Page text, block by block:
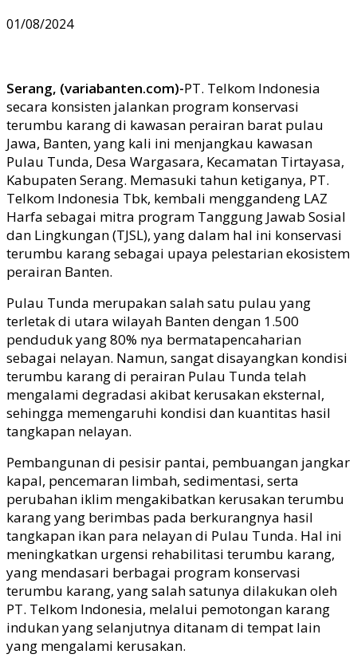
01/08/2024
Serang, (variabanten.com)-PT. Telkom Indonesia
secara konsisten jalankan program konservasi
terumbu karang di kawasan perairan barat pulau
Jawa, Banten, yang kali ini menjangkau kawasan
Pulau Tunda, Desa Wargasara, Kecamatan Tirtayasa,
Kabupaten Serang. Memasuki tahun ketiganya, PT.
Telkom Indonesia Tbk, kembali menggandeng LAZ
Harfa sebagai mitra program Tanggung Jawab Sosial
dan Lingkungan (TJSL), yang dalam hal ini konservasi
terumbu karang sebagai upaya pelestarian ekosistem
perairan Banten.
Pulau Tunda merupakan salah satu pulau yang
terletak di utara wilayah Banten dengan 1.500
penduduk yang 80% nya bermatapencaharian
sebagai nelayan. Namun, sangat disayangkan kondisi
terumbu karang di perairan Pulau Tunda telah
mengalami degradasi akibat kerusakan eksternal,
sehingga memengaruhi kondisi dan kuantitas hasil
tangkapan nelayan.
Pembangunan di pesisir pantai, pembuangan jangkar
kapal, pencemaran limbah, sedimentasi, serta
perubahan iklim mengakibatkan kerusakan terumbu
karang yang berimbas pada berkurangnya hasil
tangkapan ikan para nelayan di Pulau Tunda. Hal ini
meningkatkan urgensi rehabilitasi terumbu karang,
yang mendasari berbagai program konservasi
terumbu karang, yang salah satunya dilakukan oleh
PT. Telkom Indonesia, melalui pemotongan karang
indukan yang selanjutnya ditanam di tempat lain
yang mengalami kerusakan.